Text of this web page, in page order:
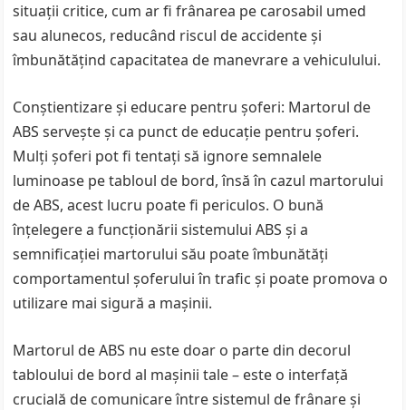
situații critice, cum ar fi frânarea pe carosabil umed
sau alunecos, reducând riscul de accidente și
îmbunătățind capacitatea de manevrare a vehiculului.
Conștientizare și educare pentru șoferi: Martorul de
ABS servește și ca punct de educație pentru șoferi.
Mulți șoferi pot fi tentați să ignore semnalele
luminoase pe tabloul de bord, însă în cazul martorului
de ABS, acest lucru poate fi periculos. O bună
înțelegere a funcționării sistemului ABS și a
semnificației martorului său poate îmbunătăți
comportamentul șoferului în trafic și poate promova o
utilizare mai sigură a mașinii.
Martorul de ABS nu este doar o parte din decorul
tabloului de bord al mașinii tale – este o interfață
crucială de comunicare între sistemul de frânare și